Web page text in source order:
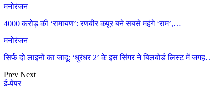
मनोरंजन
4000 करोड़ की ‘रामायण’: रणबीर कपूर बने सबसे महंगे ‘राम’,…
मनोरंजन
सिर्फ दो लाइनों का जादू: ‘धुरंधर 2’ के इस सिंगर ने बिलबोर्ड लिस्ट में
Prev Next
ई-पेपर